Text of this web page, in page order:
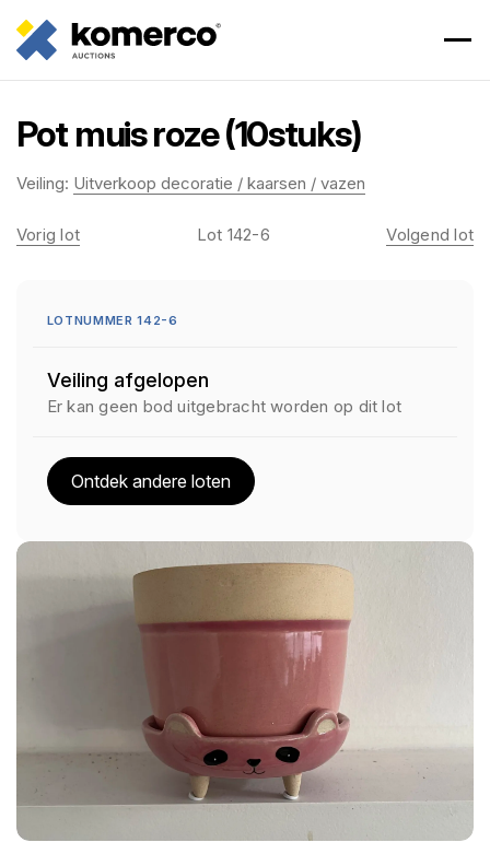
Pot muis roze (10stuks)
Veiling: Uitverkoop decoratie / kaarsen / vazen
Vorig lot Lot 142-6 Volgend lot
LOTNUMMER 142-6
Veiling afgelopen
Er kan geen bod uitgebracht worden op dit lot
Ontdek andere loten